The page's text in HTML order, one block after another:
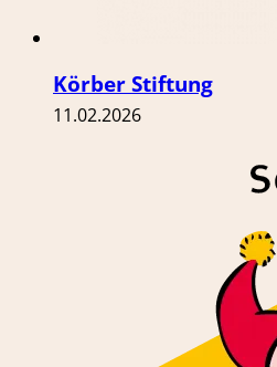
Körber Stiftung
11.02.2026